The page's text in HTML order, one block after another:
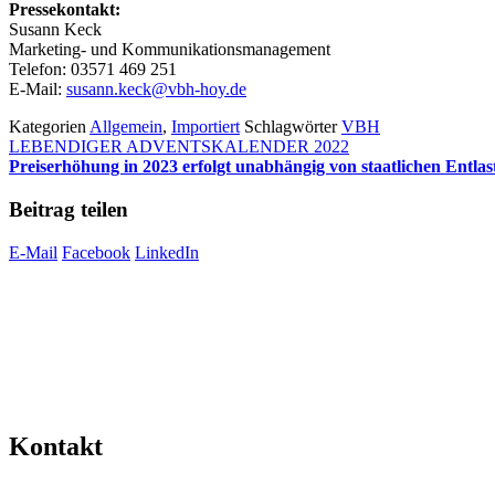
Pressekontakt:
Susann Keck
Marketing- und Kommunikationsmanagement
Telefon: 03571 469 251
E-Mail: susann.keck@vbh-hoy.de
Kategorien Allgemein, Importiert SchlagwörterVBH
LEBENDIGER ADVENTSKALENDER 2022
Preiserhöhung in 2023 erfolgt unabhängig von staatlichen
Beitrag teilen
E-Mail Facebook LinkedIn
Kontakt